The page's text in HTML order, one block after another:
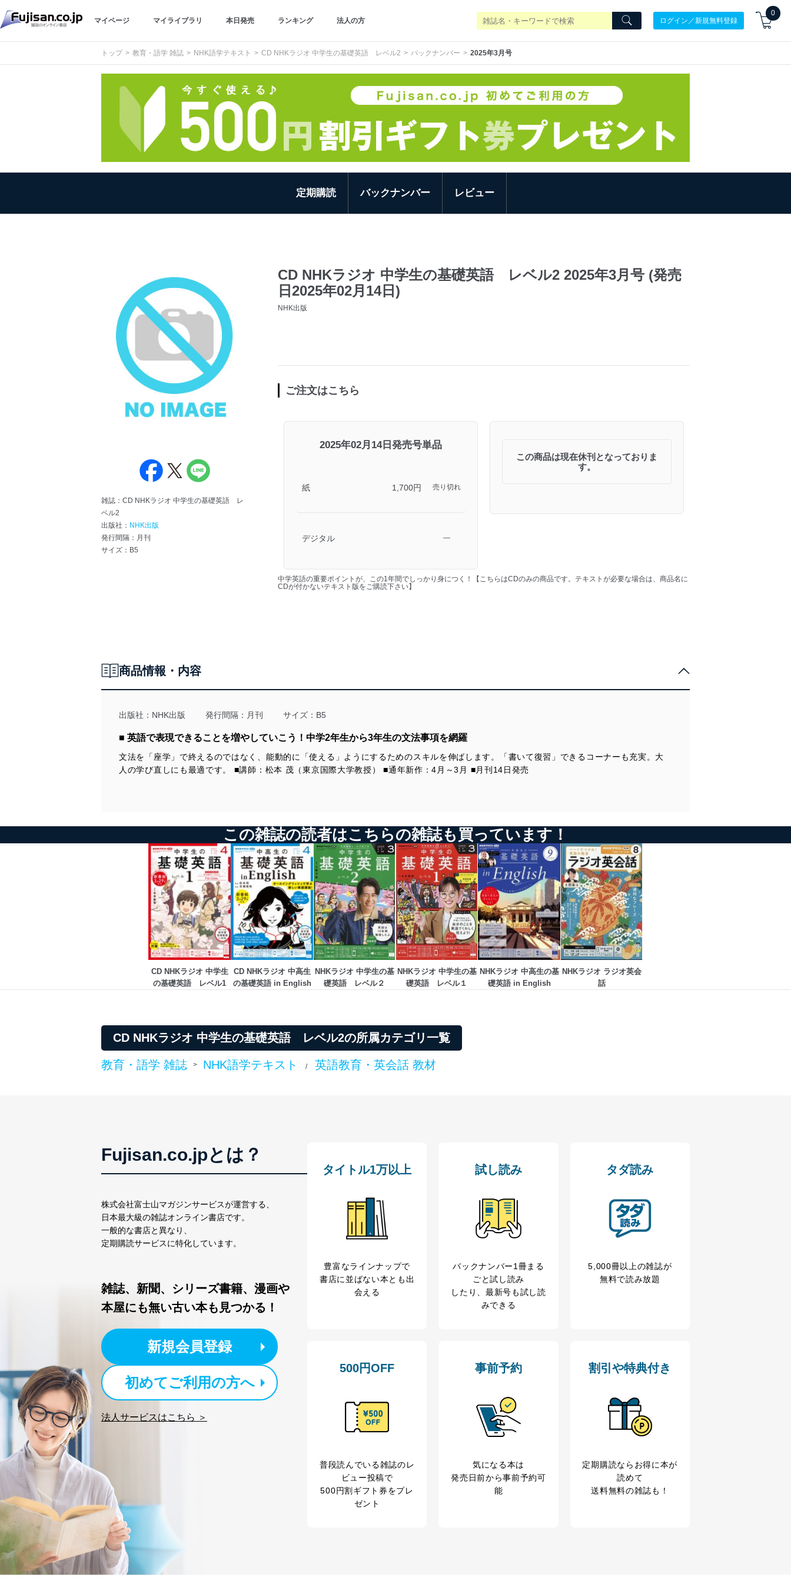
マイページ マイライブラリ 本日発売 ランキング 法人の方 ログイン／新規無料登録
0
トップ 教育・語学 雑誌 NHK語学テキスト CD NHKラジオ 中学生の基礎英語 レベル2 バックナンバー 2025年3月号
定期購読 バックナンバー レビュー
雑誌：CD NHKラジオ 中学生の基礎英語 レ
ベル2
出版社： NHK出版
発行間隔：月刊
サイズ：B5
CD NHKラジオ 中学生の基礎英語 レベル2 2025年3月号 (発売
日2025年02月14日)
NHK出版
ご注文はこちら
2025年02月14日発売号単品
紙 1,700円 売り切れ
デジタル ―
この商品は現在休刊となっておりま
す。
中学英語の重要ポイントが、この1年間でしっかり身につく！【こちらはCDのみの商品です。テキストが必要な場合は、商品名に
CDが付かないテキスト版をご購読下さい】
商品情報・内容
出版社： NHK出版 発行間隔：月刊 サイズ：B5
■ 英語で表現できることを増やしていこう！中学2年生から3年生の文法事項を網羅
文法を「座学」で終えるのではなく、能動的に「使える」ようにするためのスキルを伸ばします。「書いて復習」できるコーナーも充実。大
人の学び直しにも最適です。 ■講師：松本 茂（東京国際大学教授） ■通年新作：4月～3月 ■月刊14日発売
この雑誌の読者はこちらの雑誌も買っています！
CD NHKラジオ 中学生
の基礎英語　レベル1
CD NHKラジオ 中高生
の基礎英語 in English
NHKラジオ 中学生の基
礎英語　レベル２
NHKラジオ 中学生の基
礎英語　レベル１
NHKラジオ 中高生の基
礎英語 in English
NHKラジオ ラジオ英会
話
CD NHKラジオ 中学生の基礎英語 レベル2の所属カテゴリ一覧
教育・語学 雑誌 > NHK語学テキスト / 英語教育・英会話 教材
Fujisan.co.jpとは？
株式会社富士山マガジンサービスが運営する、
日本最大級の雑誌オンライン書店です。
一般的な書店と異なり、
定期購読サービスに特化しています。
雑誌、新聞、シリーズ書籍、漫画や
本屋にも無い古い本も見つかる！
新規会員登録
初めてご利用の方へ
法人サービスはこちら ＞
タイトル1万以上
豊富なラインナップで
書店に並ばない本とも出
会える
試し読み
バックナンバー1冊まる
ごと試し読み
したり、最新号も試し読
みできる
タダ読み
5,000冊以上の雑誌が
無料で読み放題
500円OFF
普段読んでいる雑誌のレ
ビュー投稿で
500円割ギフト券をプレ
ゼント
事前予約
気になる本は
発売日前から事前予約可
能
割引や特典付き
定期購読なら お得に本が
読めて
送料無料の雑誌も！